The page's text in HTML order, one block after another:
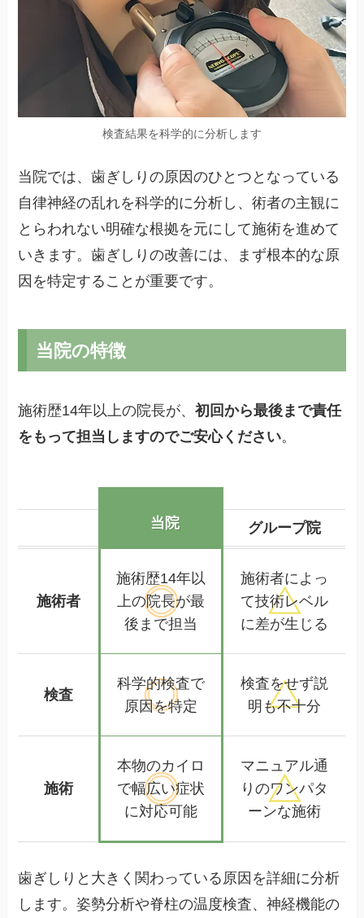
検査結果を科学的に分析します
当院では、歯ぎしりの原因のひとつとなっている
自律神経の乱れを科学的に分析し、術者の主観に
とらわれない明確な根拠を元にして施術を進めて
いきます。歯ぎしりの改善には、まず根本的な原
因を特定することが重要です。
当院の特徴
施術歴14年以上の院長が、初回から最後まで責任
をもって担当しますのでご安心ください。
当院 グループ院
施術者
施術歴14年以
上の院長が最
後まで担当
施術者によっ
て技術レベル
に差が生じる
検査
科学的検査で
原因を特定
検査をせず説
明も不十分
施術
本物のカイロ
で幅広い症状
に対応可能
マニュアル通
りのワンパタ
ーンな施術
歯ぎしりと大きく関わっている原因を詳細に分析
します。姿勢分析や脊柱の温度検査、神経機能の